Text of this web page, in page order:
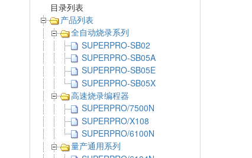
目录列表
产品列表
全自动烧录系列
SUPERPRO-SB02
SUPERPRO-SB05A
SUPERPRO-SB05E
SUPERPRO-SB05X
高速烧录编程器
SUPERPRO/7500N
SUPERPRO/X108
SUPERPRO/6100N
量产通用系列